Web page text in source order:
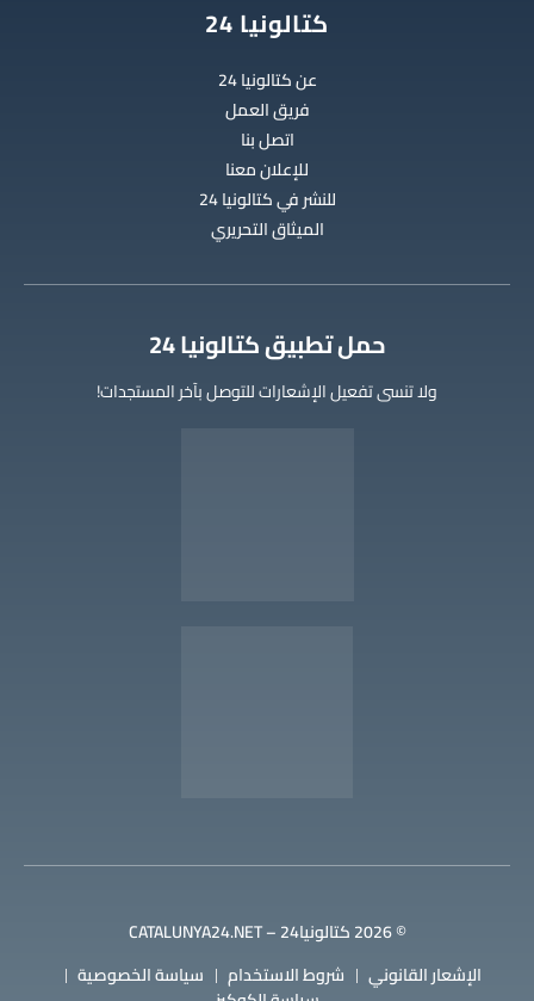
كتالونيا 24
عن كتالونيا 24
فريق العمل
اتصل بنا
للإعلان معنا
للنشر في كتالونيا 24
الميثاق التحريري
‫حمل تطبيق كتالونيا 24
ولا تنسى تفعيل الإشعارات للتوصل بآخر المستجدات!
© 2026 كتالونيا24 – CATALUNYA24.NET
الإشعار القانوني
شروط الاستخدام
سياسة الخصوصية